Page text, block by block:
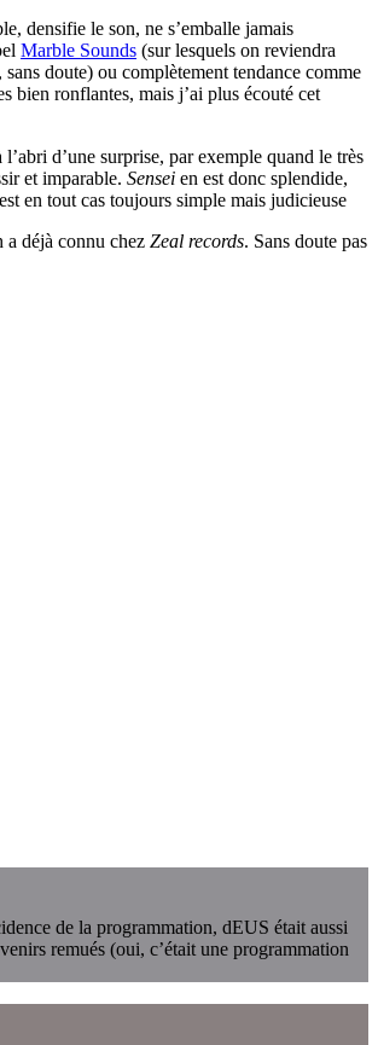
densifie le son, ne s’emballe jamais
Marble Sounds (sur lesquels on reviendra
sans doute) ou complètement tendance comme
bien ronflantes, mais j’ai plus écouté cet
d’une surprise, par exemple quand le très
et imparable. Sensei en est donc splendide,
en tout cas toujours simple mais judicieuse
a déjà connu chez Zeal records. Sans doute pas
de la programmation, dEUS était aussi
remués (oui, c’était une programmation